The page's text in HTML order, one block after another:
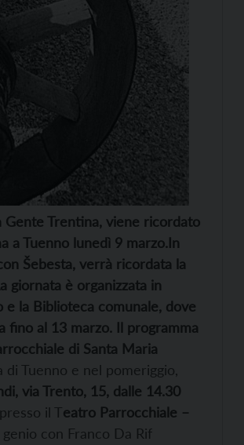
Trentina, viene ricordato
a Tuenno lunedì 9 marzo.In
Šebesta, verrà ricordata la
giornata è organizzata in
e la Biblioteca comunale, dove
fino al 13 marzo. Il programma
di Santa Maria
Tuenno e nel pomeriggio,
via Trento, 15, dalle 14.30
il Teatro Parrocchiale –
genio con Franco Da Rif